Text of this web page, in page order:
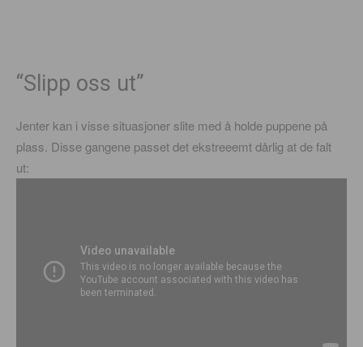
“Slipp oss ut”
Jenter kan i visse situasjoner slite med å holde puppene på
plass. Disse gangene passet det ekstreeemt dårlig at de falt
ut: